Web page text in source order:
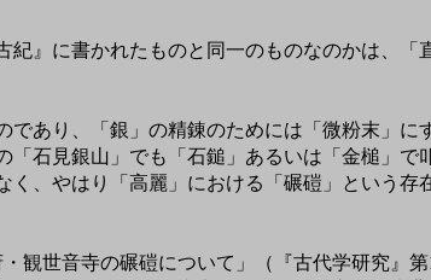
』に書かれたものと同一のものなのかは、
であり、「銀」の精錬のためには「微粉末」
「石見銀山」でも「石鎚」あるいは「金槌」
く、やはり「高麗」における「碾磑」という存
観世音寺の碾磑について」（『古代学研究』第